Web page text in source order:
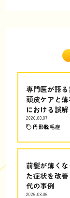
専門医が語
頭皮ケアと
における誤
2026.08.07
円形脱毛症
前髪が薄くな
た症状を改
代の事例
2026.08.06